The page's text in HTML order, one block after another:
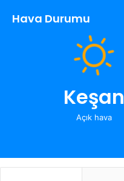
Hava Durumu
Keşan
Açık hava